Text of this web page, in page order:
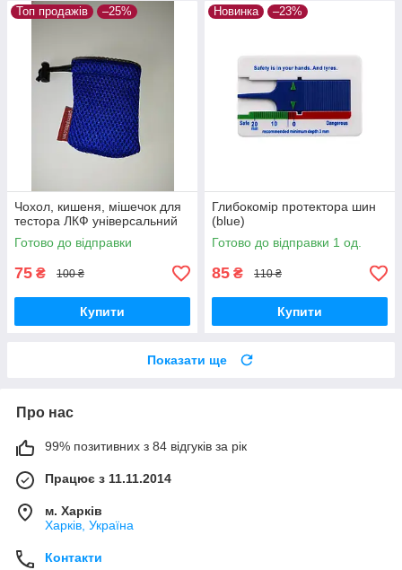
Топ продажів –25%
Чохол, кишеня, мішечок для
тестора ЛКФ універсальний
Готово до відправки
75 ₴ 100 ₴
Купити
Новинка –23%
Глибокомір протектора шин
(blue)
Готово до відправки 1 од.
85 ₴ 110 ₴
Купити
Показати ще
Про нас
99% позитивних з 84 відгуків за рік
Працює з 11.11.2014
м. Харків
Харків, Україна
Контакти